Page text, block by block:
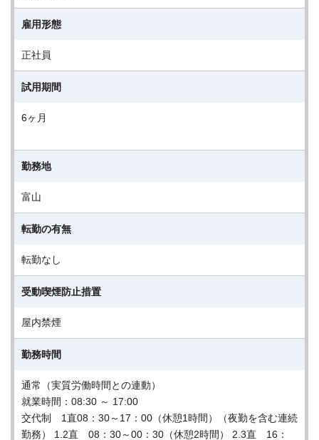
雇用形態
正社員
試用期間
6ヶ月
勤務地
富山
転勤の有無
転勤なし
受動喫煙防止措置
屋内禁煙
勤務時間
通常（実質労働時間との連動）
就業時間：08:30 ～ 17:00
交代制 1直08：30～17：00（休憩1時間）（夜勤を含む連続
勤務） 1.2直 08：30～00：30（休憩2時間） 2.3直 16：